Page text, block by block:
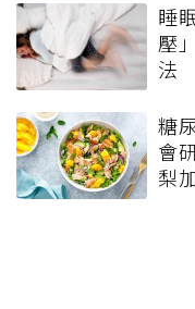
睡
壓
法
糖
會
梨